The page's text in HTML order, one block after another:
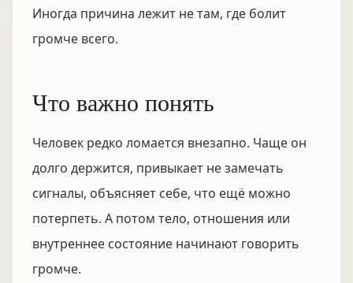
Иногда причина лежит не там, где болит
громче всего.
Что важно понять
Человек редко ломается внезапно. Чаще он
долго держится, привыкает не замечать
сигналы, объясняет себе, что ещё можно
потерпеть. А потом тело, отношения или
внутреннее состояние начинают говорить
громче.